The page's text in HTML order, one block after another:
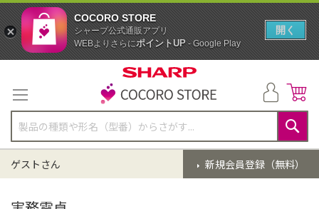
テ
ン
ツ
に
ス
キ
ッ
検
索
新規会員登録（無料）
ゲストさん
COCORO STORE
シャープ公式通販アプリ
WEBよりさらにポイントUP- Google Play
開く